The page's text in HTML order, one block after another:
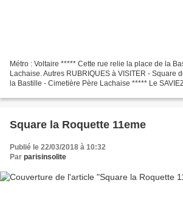
Métro : Voltaire ***** Cette rue relie la place de la
Lachaise. Autres RUBRIQUES à VISITER - Square
la Bastille - Cimetière Père Lachaise ***** Le
Square la Roquette 11eme
Publié le 22/03/2018 à 10:32
Par parisinsolite